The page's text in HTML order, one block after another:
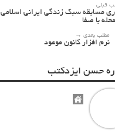
قبلی
مسابقه سبک زندگی ایرانی اسلامی
با صفا
مطلب بعدی →
نرم افزار کانون موعود
حسن ایزدکتب